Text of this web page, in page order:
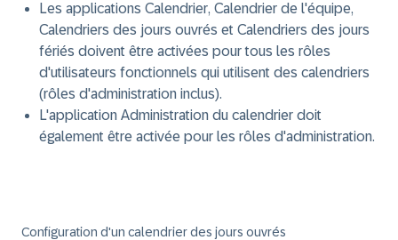
Les applications Calendrier, Calendrier de l'équipe,
Calendriers des jours ouvrés et Calendriers des jours
fériés doivent être activées pour tous les rôles
d'utilisateurs fonctionnels qui utilisent des calendriers
(rôles d'administration inclus).
L'application Administration du calendrier doit
également être activée pour les rôles d'administration.
Configuration d'un calendrier des jours ouvrés